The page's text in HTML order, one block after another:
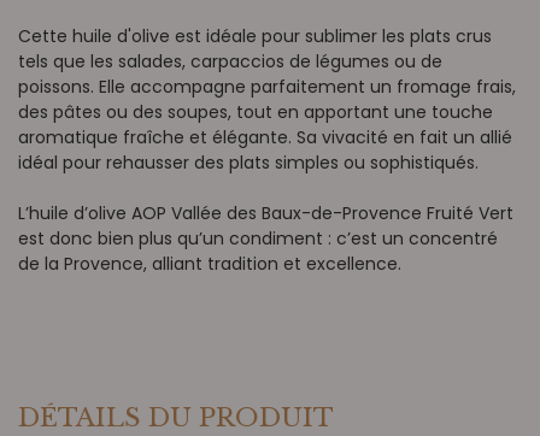
Cette huile d'olive est idéale pour sublimer les plats crus
tels que les salades, carpaccios de légumes ou de
poissons. Elle accompagne parfaitement un fromage frais,
des pâtes ou des soupes, tout en apportant une touche
aromatique fraîche et élégante. Sa vivacité en fait un allié
idéal pour rehausser des plats simples ou sophistiqués.
L’huile d’olive AOP Vallée des Baux-de-Provence Fruité Vert
est donc bien plus qu’un condiment : c’est un concentré
de la Provence, alliant tradition et excellence.
DÉTAILS DU PRODUIT